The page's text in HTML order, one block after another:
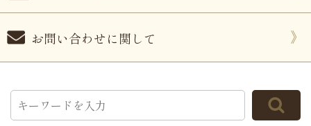
お問い合わせに関して